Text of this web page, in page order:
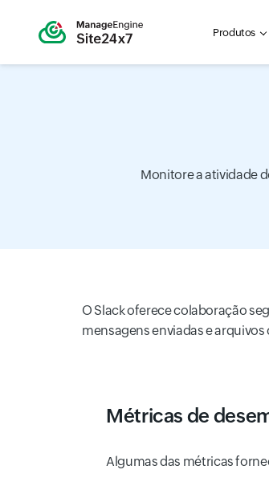
Produtos
Monitore a atividade
O Slack oferece colaboração
mensagens enviadas e
Métricas de
Algumas das métricas